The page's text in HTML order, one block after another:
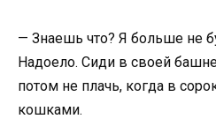
— Знаешь что? Я больше не
Надоело. Сиди в своей
потом не плачь, когда в
кошками.